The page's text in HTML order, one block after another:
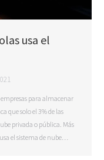
usa el
para almacenar
que solo el 3% de las
privada o pública. Más
el sistema de nube…